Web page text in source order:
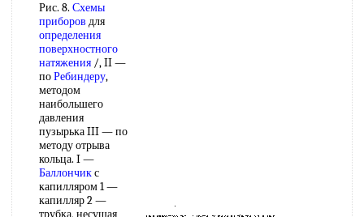
Рис. 8. Схемы
приборов для
определения
поверхностного
натяжения /, II —
поРебиндеру,
методом
наибольшего
давления
пузырька III — по
методу отрыва
кольца. I —
Баллончикс
капилляром 1 —
капилляр 2 —
трубка, несущая